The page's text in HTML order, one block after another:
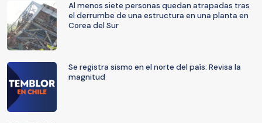
Al menos siete personas quedan atrapadas tras
el derrumbe de una estructura en una planta en
Corea del Sur
Se registra sismo en el norte del país: Revisa la
magnitud